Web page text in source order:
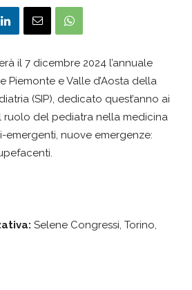
il 7 dicembre 2024 l’annuale
Piemonte e Valle d’Aosta della
(SIP), dedicato quest’anno ai
ruolo del pediatra nella medicina
emergenti, nuove emergenze:
Selene Congressi, Torino,